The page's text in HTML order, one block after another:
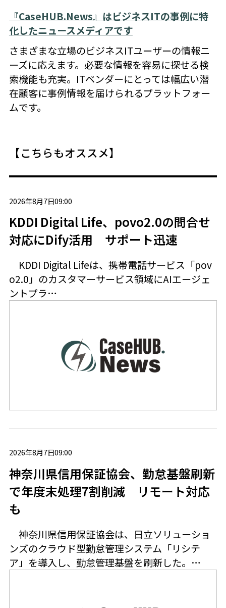
『CaseHUB.News』はビジネスITの事例に特
化したニュースメディアです
さまざまな立場のビジネスITユーザーの情報ニ
ーズに応えます。必要な情報を容易に探せる検
索機能も充実。ITベンダーにとっては幅広い潜
在顧客に事例情報を届けられるプラットフォー
ムです。
【こちらもオススメ】
2026年8月7日09:00
KDDI Digital Life、povo2.0の問合せ
対応にDify活用 サポート迅速
KDDI Digital Lifeは、携帯電話サービス「pov
o2.0」のカスタマーサービス領域にAIエージェ
ントプラ…
2026年8月7日09:00
神奈川県信用保証協会、勤怠基盤刷新
で年度末処理7割削減 リモート対応
も
神奈川県信用保証協会は、日立ソリューショ
ンズのクラウド型勤怠管理システム「リシテ
ア」を導入し、勤怠管理基盤を刷新した。…